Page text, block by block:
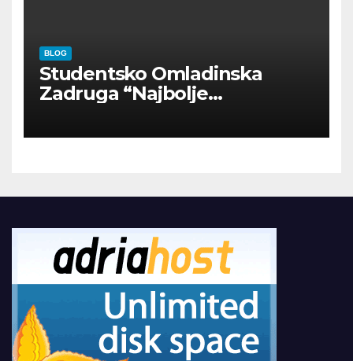
BLOG
Studentsko Omladinska
Zadruga “Najbolje